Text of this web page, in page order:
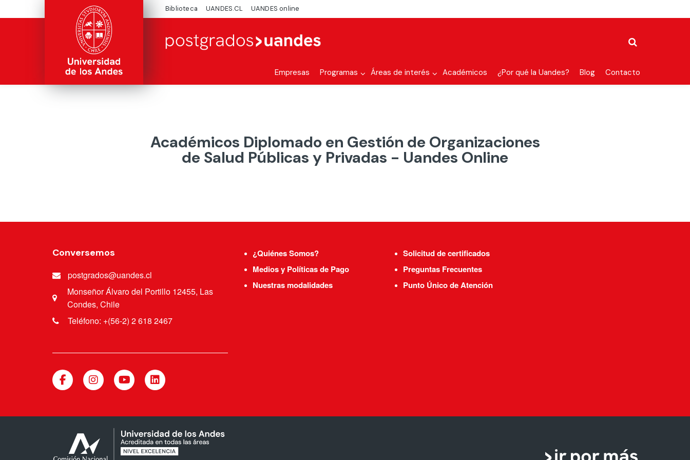
Biblioteca UANDES.CL UANDES online
Empresas Programas Áreas de interés Académicos ¿Por qué la Uandes? Blog Contacto
Académicos Diplomado en Gestión de Organizaciones
de Salud Públicas y Privadas - Uandes Online
Conversemos
postgrados@uandes.cl
Monseñor Álvaro del Portillo 12455, Las
Condes, Chile
Teléfono: +(56-2) 2 618 2467
¿Quiénes Somos?
Medios y Políticas de Pago
Nuestras modalidades
Solicitud de certificados
Preguntas Frecuentes
Punto Único de Atención